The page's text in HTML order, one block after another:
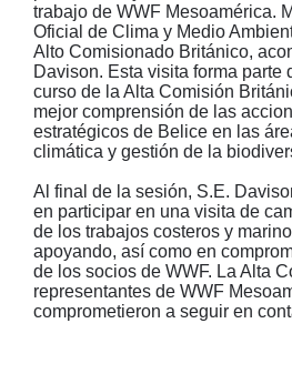
trabajo de WWF Mesoamérica.
Oficial de Clima y Medio
Alto Comisionado Británico,
Davison. Esta visita forma parte
curso de la Alta Comisión
mejor comprensión de las
estratégicos de Belice en las
climática y gestión de la
Al final de la sesión, S.E.
en participar en una visita de
de los trabajos costeros y
apoyando, así como en
de los socios de WWF. La Alta
representantes de WWF
comprometieron a seguir en